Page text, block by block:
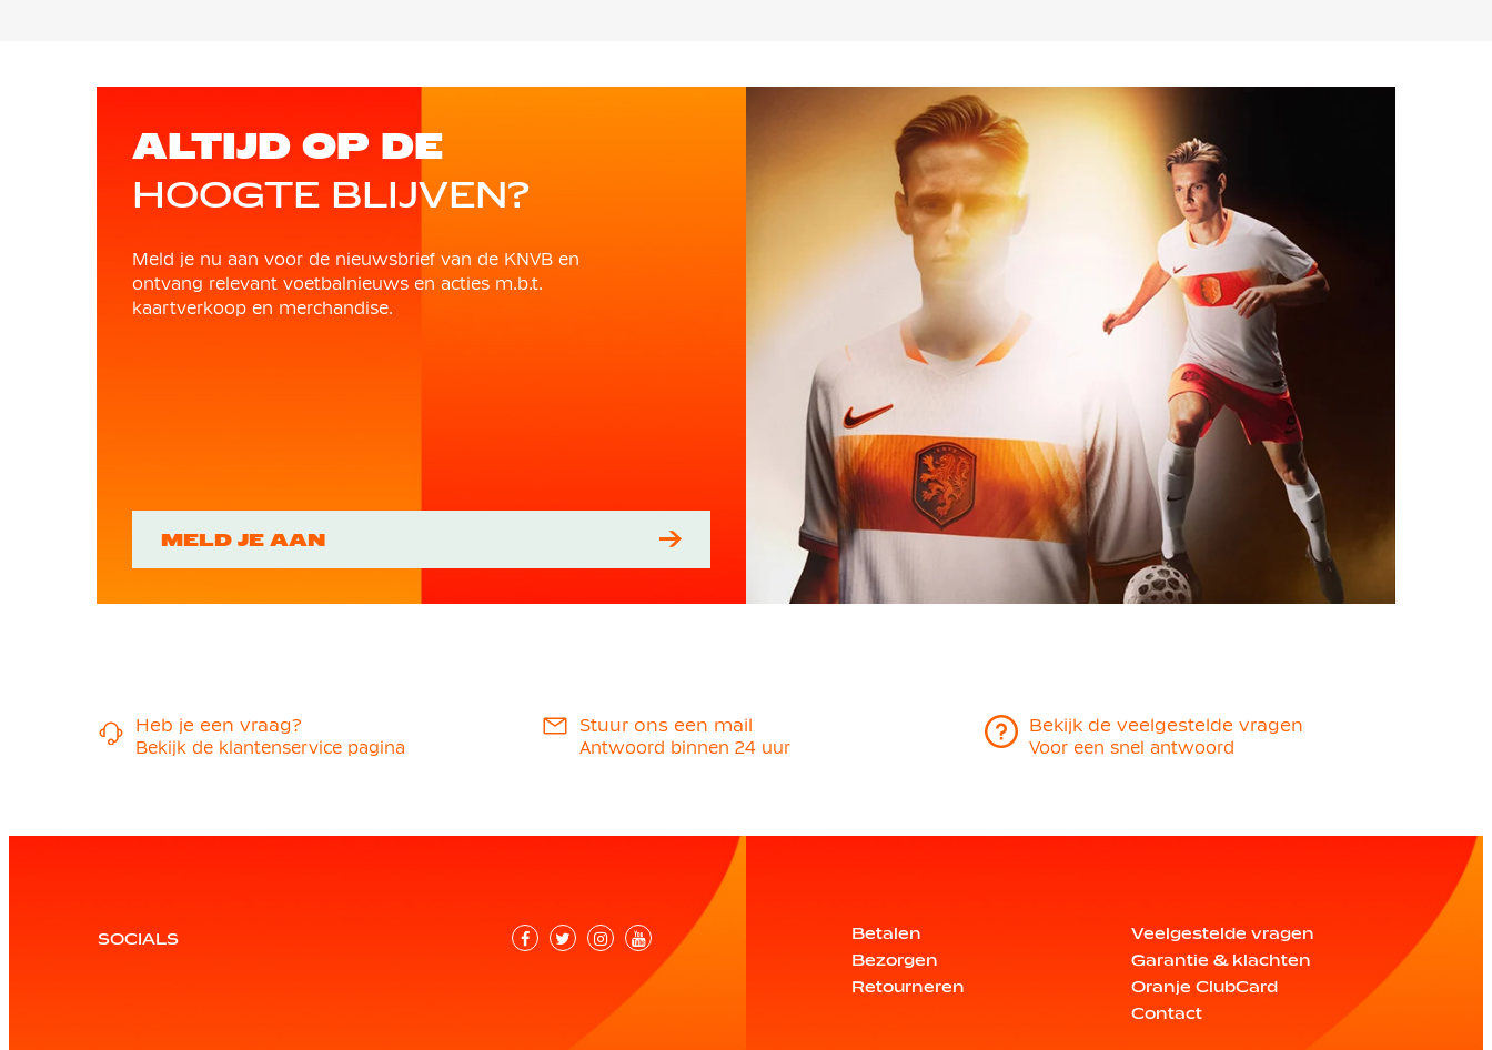
ALTIJD OP DE
HOOGTE BLIJVEN?
Meld je nu aan voor de nieuwsbrief van de KNVB en
ontvang relevant voetbalnieuws en acties m.b.t.
kaartverkoop en merchandise.
MELD JE AAN
Heb je een vraag?
Bekijk de klantenservice pagina
Stuur ons een mail
Antwoord binnen 24 uur
Bekijk de veelgestelde vragen
Voor een snel antwoord
SOCIALS
Betalen
Bezorgen
Retourneren
Veelgestelde vragen
Garantie & klachten
Oranje ClubCard
Contact